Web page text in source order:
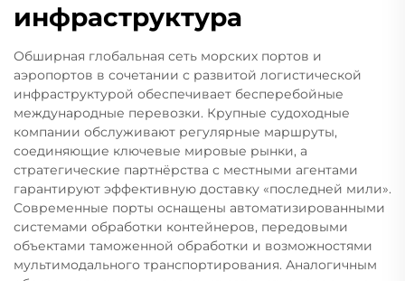
инфраструктура
Обширная глобальная сеть морских портов и
аэропортов в сочетании с развитой логистической
инфраструктурой обеспечивает бесперебойные
международные перевозки. Крупные судоходные
компании обслуживают регулярные маршруты,
соединяющие ключевые мировые рынки, а
стратегические партнёрства с местными агентами
гарантируют эффективную доставку «последней мили».
Современные порты оснащены автоматизированными
системами обработки контейнеров, передовыми
объектами таможенной обработки и возможностями
мультимодального транспортирования. Аналогичным